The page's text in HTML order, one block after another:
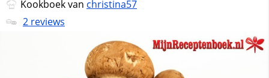
Kookboek van christina57
2 reviews